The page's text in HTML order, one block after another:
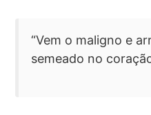
“Vem o maligno e
semeado no